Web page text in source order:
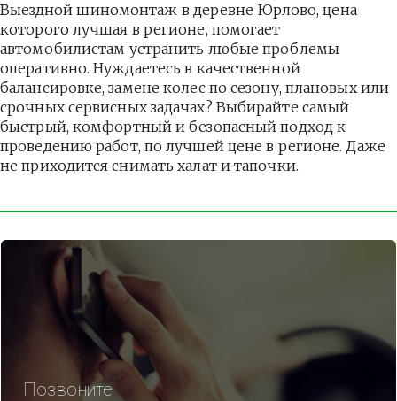
Выездной шиномонтаж в деревне Юрлово, цена
которого лучшая в регионе, помогает
автомобилистам устранить любые проблемы
оперативно. Нуждаетесь в качественной
балансировке, замене колес по сезону, плановых или
срочных сервисных задачах? Выбирайте самый
быстрый, комфортный и безопасный подход к
проведению работ, по лучшей цене в регионе. Даже
не приходится снимать халат и тапочки.
Позвоните